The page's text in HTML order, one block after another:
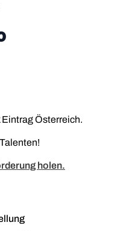
Österreich.
holen.